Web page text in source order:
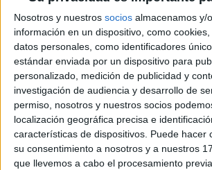
Nosotros y nuestros socios almacenamos y/
información en un dispositivo, como
datos personales, como identificadores
estándar enviada por un dispositivo para
personalizado, medición de publicidad y
investigación de audiencia y desarrollo de
permiso, nosotros y nuestros socios
localización geográfica precisa e
características de dispositivos. Puede hacer
su consentimiento a nosotros y a nuestros
que llevemos a cabo el procesamiento
conseguido sacarla. Pero hago todo lo
2 comentarios leer más
Pues empiezo
macram 02/07/2008
Quizá éste sea el peor momento para
sobre el mundo estudiantil, por aquello de las
Pero se hará lo posible por mantenerla
contaré fundamentalmente mis idas de olla
estudiantil. Aunque me temo que hasta